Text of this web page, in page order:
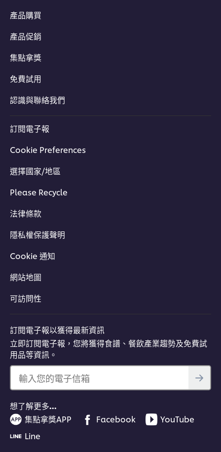
產品購買
產品促銷
集點拿獎
免費試用
認識與聯絡我們
訂閱電子報
Cookie Preferences
選擇國家/地區
Please Recycle
法律條款
隱私權保護聲明
Cookie 通知
網站地圖
可訪問性
訂閱電子報以獲得最新資訊
立即訂閱電子報，您將獲得食譜、餐飲產業趨勢及免費試
用品等資訊。
輸入您的電子信箱
想了解更多…
集點拿獎APP
Facebook
YouTube
Line